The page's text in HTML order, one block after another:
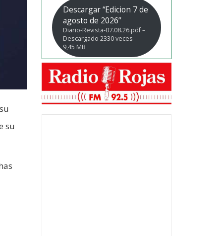
su
Descargar “Edicion 7 de
agosto de 2026”
Diario-Revista-07.08.26.pdf –
Descargado 2330 veces –
9,45 MB